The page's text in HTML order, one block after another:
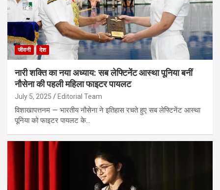
जीवनी देश
नारी शक्ति का नया अध्याय: सब लेफ्टिनेंट आस्था पूनिया बनीं
नौसेना की पहली महिला फाइटर पायलट
July 5, 2025 Editorial Team
विशाखापत्तनम — भारतीय नौसेना ने इतिहास रचते हुए सब लेफ्टिनेंट आस्था
पूनिया को फाइटर पायलट के…